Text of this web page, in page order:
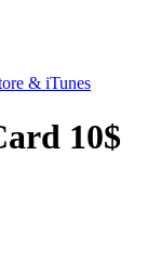
& iTunes
10$